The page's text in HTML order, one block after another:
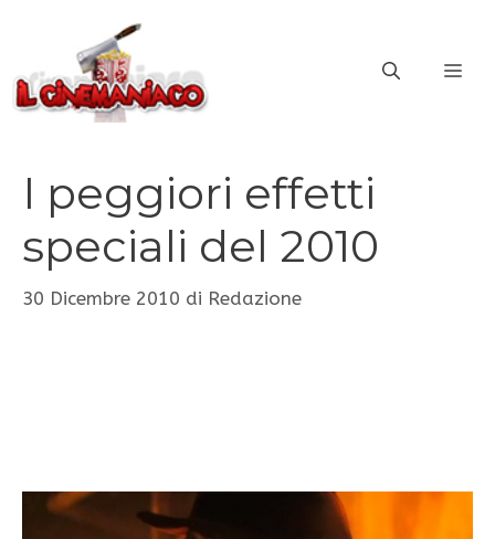
contenuto
I peggiori effetti
speciali del 2010
30 Dicembre 2010 di Redazione